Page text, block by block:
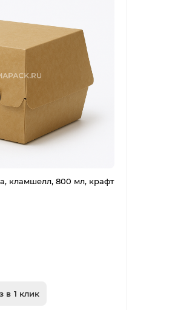
кламшелл, 800 мл, крафт
в 1 клик